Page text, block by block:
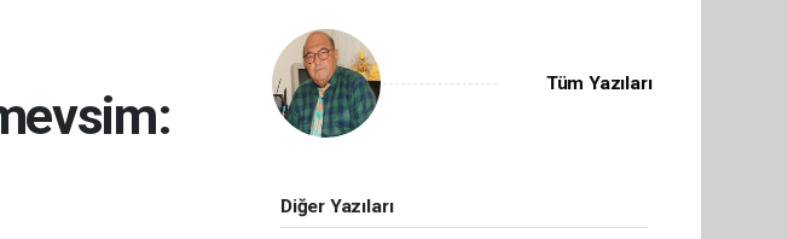
Tüm Yazıları
Diğer Yazıları